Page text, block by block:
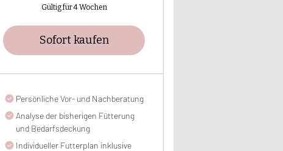
Gültig für 4 Wochen
Sofort kaufen
Persönliche Vor- und Nachberatung
Analyse der bisherigen Fütterung
und Bedarfsdeckung
Individueller Futterplan inklusive